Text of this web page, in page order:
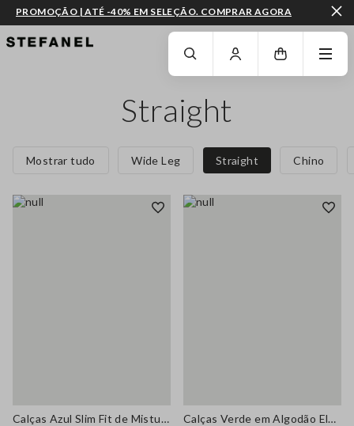
IR PARA O CONTEÚDO PRINCIPAL DESÇA ATÉ AO FIM DA PÁGINA
PROMOÇÃO | ATÉ -40% EM SELEÇÃO. COMPRAR AGORA
Straight
Mostrar tudo Wide Leg Straight Chino
Calças Azul Slim Fit de Mistura de Algodão Elástico
Calças Verde em Algodão Elástico